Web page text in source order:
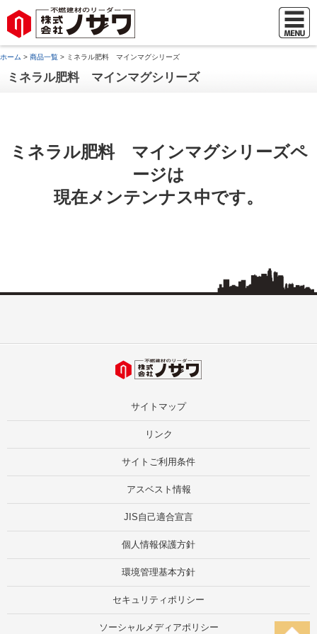
ホーム > 商品一覧 > ミネラル肥料 マインマグシリーズ
ミネラル肥料 マインマグシリーズ
ミネラル肥料 マインマグシリーズペ
ージは
現在メンテンナス中です。
サイトマップ
リンク
サイトご利用条件
アスベスト情報
JIS自己適合宣言
個人情報保護方針
環境管理基本方針
セキュリティポリシー
ソーシャルメディアポリシー